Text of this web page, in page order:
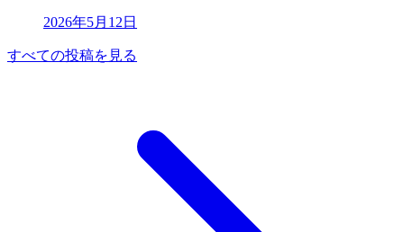
2026年5月12日
すべての投稿を見る